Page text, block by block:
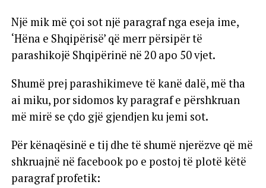
Një mik më çoi sot një paragraf nga eseja ime,
‘Hëna e Shqipërisë’ që merr përsipër të
parashikojë Shqipërinë në 20 apo 50 vjet.
Shumë prej parashikimeve të kanë dalë, më tha
ai miku, por sidomos ky paragraf e përshkruan
më mirë se çdo gjë gjendjen ku jemi sot.
Për kënaqësinë e tij dhe të shumë njerëzve që më
shkruajnë në facebook po e postoj të plotë këtë
paragraf profetik: